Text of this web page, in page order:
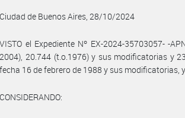
Ciudad de Buenos Aires, 28/10/2024
VISTO el Expediente Nº EX-2024-35703057- -
2004), 20.744 (t.o.1976) y sus modificatorias y
fecha 16 de febrero de 1988 y sus modificatorias, y
CONSIDERANDO: